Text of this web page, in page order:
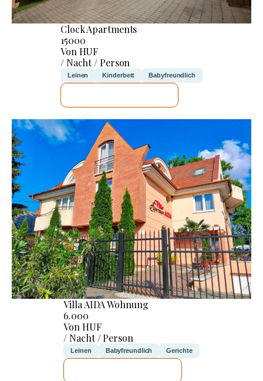
Clock Apartments
15000
Von HUF
/ Nacht / Person
Leinen Kinderbett Babyfreundlich
Villa AIDA Wohnung
6.000
Von HUF
/ Nacht / Person
Leinen Babyfreundlich Gerichte